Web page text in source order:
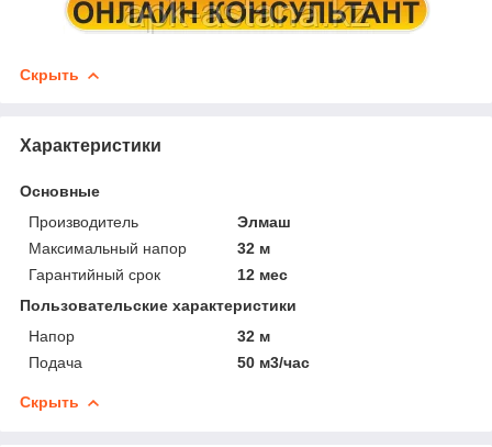
Скрыть
Характеристики
Основные
Производитель
Элмаш
Максимальный напор
32 м
Гарантийный срок
12 мес
Пользовательские характеристики
Напор
32 м
Подача
50 м3/час
Скрыть